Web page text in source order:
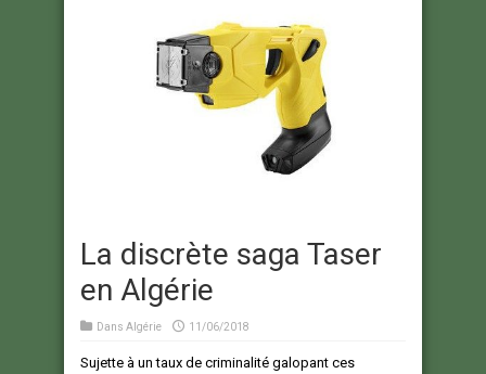
La discrète saga Taser
en Algérie
Dans Algérie 11/06/2018
Sujette à un taux de criminalité galopant ces